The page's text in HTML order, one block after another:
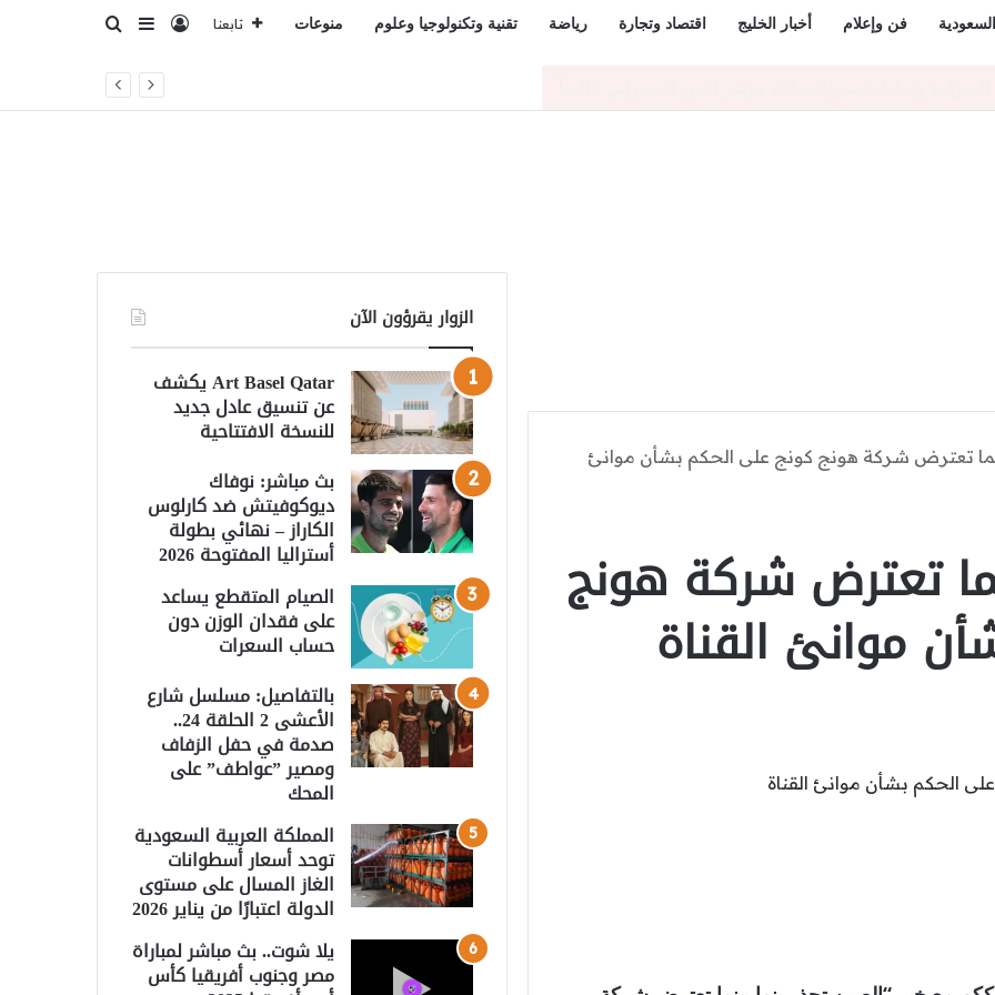
السعودية فن وإعلام أخبار الخليج اقتصاد وتجارة رياضة تقنية وتكنولوجيا وعلوم منوعات تابعنا تسجيل الدخول
إضافة عمود
بحث عن
تعترض شركة هونج كونج على الحكم بشأن موانئ
تعترض شركة هونج
موانئ القناة
الزوار يقرؤون الآن
Art Basel Qatar يكشف
عن تنسيق عادل جديد
للنسخة الافتتاحية
بث مباشر: نوفاك
ديوكوفيتش ضد كارلوس
الكاراز – نهائي بطولة
أستراليا المفتوحة 2026
الصيام المتقطع يساعد
على فقدان الوزن دون
حساب السعرات
بالتفاصيل: مسلسل شارع
الأعشى 2 الحلقة 24..
صدمة في حفل الزفاف
ومصير ”عواطف” على
المحك
المملكة العربية السعودية
توحد أسعار أسطوانات
الغاز المسال على مستوى
الدولة اعتبارًا من يناير 2026
يلا شوت.. بث مباشر لمباراة
مصر وجنوب أفريقيا كأس